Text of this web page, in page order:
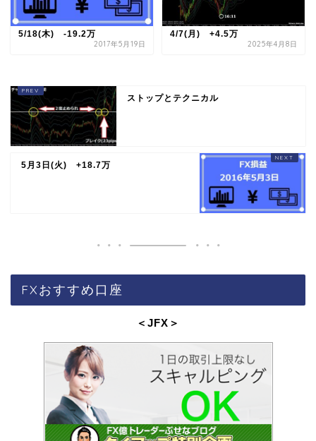
5/18(木) -19.2万
2017年5月19日
4/7(月) +4.5万
2025年4月8日
ストップとテクニカル
5月3日(火) +18.7万
FXおすすめ口座
＜JFX ＞